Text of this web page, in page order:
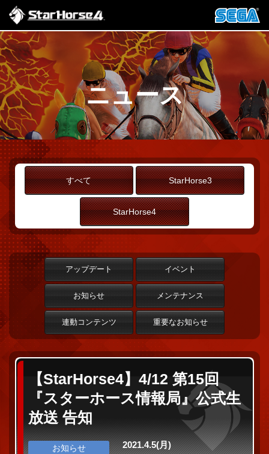
ニュース
すべて StarHorse3
StarHorse4
アップデート イベント
お知らせ メンテナンス
連動コンテンツ 重要なお知らせ
【StarHorse4】4/12 第15回
『スターホース情報局』公式生
放送 告知
お知らせ 2021.4.5(月)